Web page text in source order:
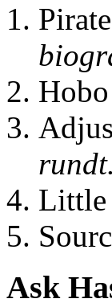
Little
Ask